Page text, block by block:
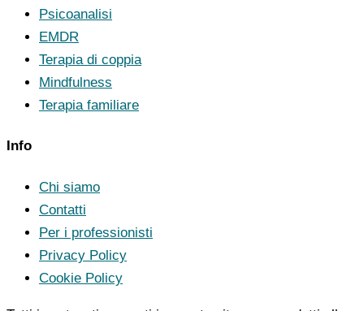
Psicoanalisi
EMDR
Terapia di coppia
Mindfulness
Terapia familiare
Info
Chi siamo
Contatti
Per i professionisti
Privacy Policy
Cookie Policy